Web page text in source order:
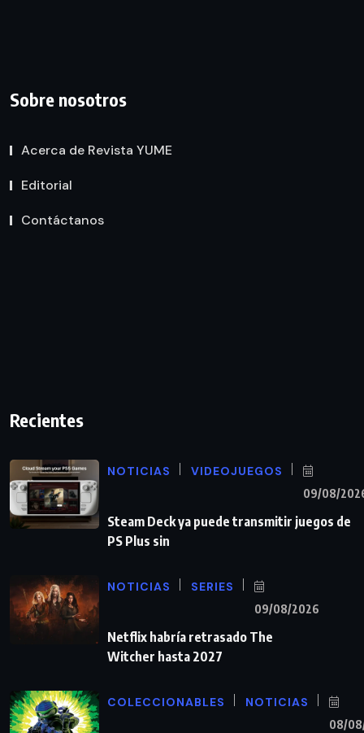
Sobre nosotros
Acerca de Revista YUME
Editorial
Contáctanos
Recientes
NOTICIAS VIDEOJUEGOS
09/08/
Steam Deck ya puede transmitir juegos de
PS Plus sin
NOTICIAS SERIES
09/08/2026
Netflix habría retrasado The
Witcher hasta 2027
COLECCIONABLES NOTICIAS
08/